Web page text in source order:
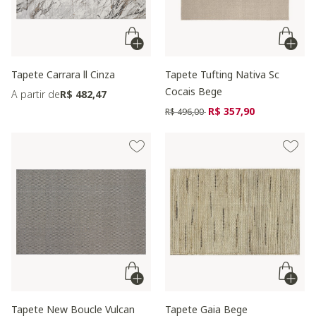
Tapete Carrara ll Cinza
A partir deR$ 482,47
Tapete Tufting Nativa Sc
Cocais Bege
Preço reduzido de
R$ 496,00 para
R$ 357,90
Tapete New Boucle Vulcan Tapete Gaia Bege